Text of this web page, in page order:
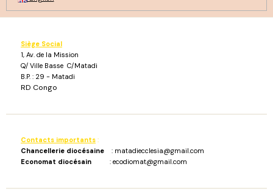
Siège Social
1, Av. de la Mission
Q/ Ville Basse C/Matadi
B.P. : 29 - Matadi
RD Congo
Contacts importants :
Chancellerie diocésaine : matadiecclesia@gmail.com
Economat diocésain : ecodiomat@gmail.com